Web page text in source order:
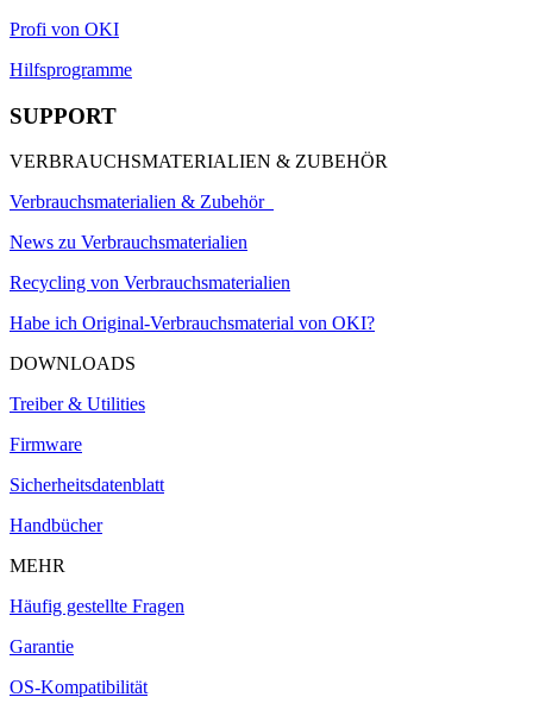
Profi von OKI
Hilfsprogramme
SUPPORT
VERBRAUCHSMATERIALIEN & ZUBEHÖR
Verbrauchsmaterialien & Zubehör
News zu Verbrauchsmaterialien
Recycling von Verbrauchsmaterialien
Habe ich Original-Verbrauchsmaterial von OKI?
DOWNLOADS
Treiber & Utilities
Firmware
Sicherheitsdatenblatt
Handbücher
MEHR
Häufig gestellte Fragen
Garantie
OS-Kompatibilität